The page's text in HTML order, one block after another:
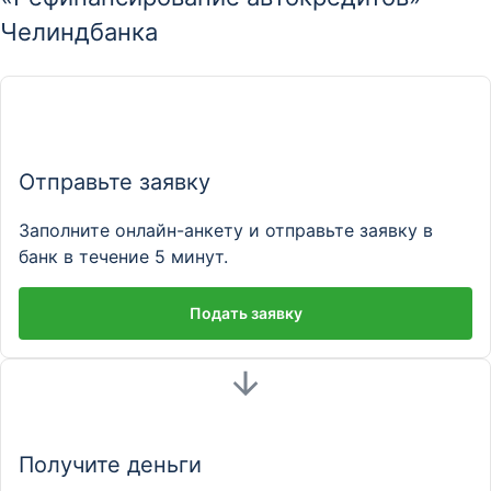
Челиндбанка
Отправьте заявку
Заполните онлайн-анкету и отправьте заявку в
банк в течение 5 минут.
Подать заявку
Получите деньги